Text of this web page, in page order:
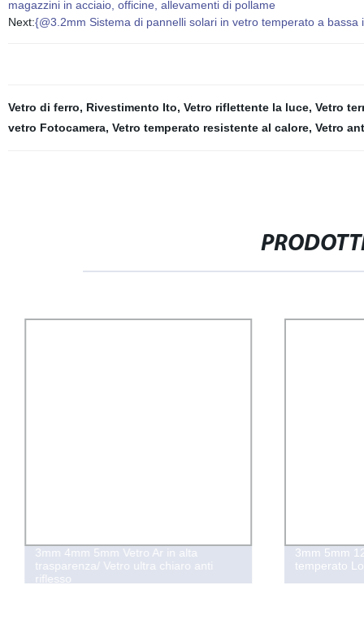
magazzini in acciaio, officine, allevamenti di pollame
Next:{@3.2mm Sistema di pannelli solari in vetro temperato a
Vetro di ferro, Rivestimento Ito, Vetro riflettente la luce, Vetro
vetro Fotocamera, Vetro temperato resistente al calore, Vetro
3mm 4mm 5mm Vetro Ar in alta
trasparenza/ Vetro ultra chiaro anti
riflesso
3mm 5mm
temperato